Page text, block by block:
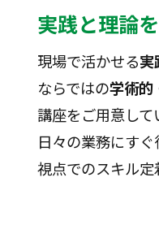
実践と理論
現場で活かせる実
ならではの学術的
講座をご用意して
日々の業務にす
視点でのスキル定